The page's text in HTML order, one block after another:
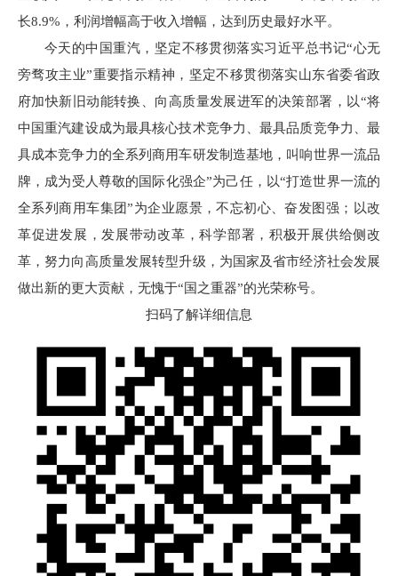
长8.9%，利润增幅高于收入增幅，达到历史最好水平。
今天的中国重汽，坚定不移贯彻落实习近平总书记“心无
旁骛攻主业”重要指示精神，坚定不移贯彻落实山东省委省政
府加快新旧动能转换、向高质量发展进军的决策部署，以“将
中国重汽建设成为最具核心技术竞争力、最具品质竞争力、最
具成本竞争力的全系列商用车研发制造基地，叫响世界一流品
牌，成为受人尊敬的国际化强企”为己任，以“打造世界一流的
全系列商用车集团”为企业愿景，不忘初心、奋发图强；以改
革促进发展，发展带动改革，科学部署，积极开展供给侧改
革，努力向高质量发展转型升级，为国家及省市经济社会发展
做出新的更大贡献，无愧于“国之重器”的光荣称号。
扫码了解详细信息